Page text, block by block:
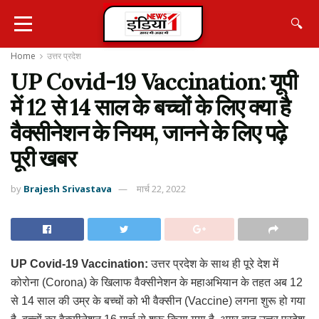
🔍
Home उत्तर प्रदेश
UP Covid-19 Vaccination: यूपी
में 12 से 14 साल के बच्चों के लिए क्या है
वैक्सीनेशन के नियम, जानने के लिए पढ़े
पूरी खबर
by Brajesh Srivastava मार्च 22, 2022
UP Covid-19 Vaccination: उत्तर प्रदेश के साथ ही पूरे देश में
कोरोना (Corona) के खिलाफ वैक्सीनेशन के महाअभियान के तहत अब 12
से 14 साल की उम्र के बच्चों को भी वैक्सीन (Vaccine) लगना शुरू हो गया